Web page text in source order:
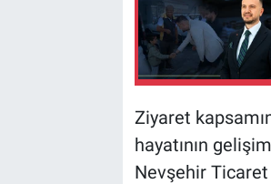
Ziyaret
hayatının
Nevşehir Ticaret